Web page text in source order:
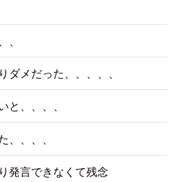
、
ダメだった、、、、、
と、、、、
、、、、
発言できなくて残念